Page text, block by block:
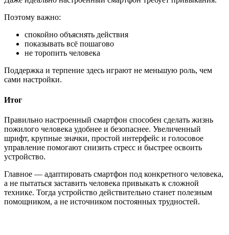
Поэтому важно:
спокойно объяснять действия
показывать всё пошагово
не торопить человека
Поддержка и терпение здесь играют не меньшую роль, чем
сами настройки.
Итог
Правильно настроенный смартфон способен сделать жизнь
пожилого человека удобнее и безопаснее. Увеличенный
шрифт, крупные значки, простой интерфейс и голосовое
управление помогают снизить стресс и быстрее освоить
устройство.
Главное — адаптировать смартфон под конкретного человека,
а не пытаться заставить человека привыкать к сложной
технике. Тогда устройство действительно станет полезным
помощником, а не источником постоянных трудностей.